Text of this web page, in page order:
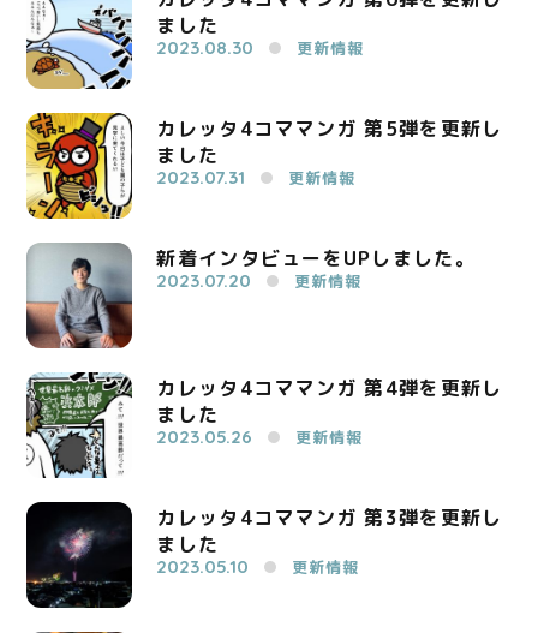
ました
2023.08.30 更新情報
カレッタ4コママンガ 第5弾を更新し
ました
2023.07.31 更新情報
新着インタビューをUPしました。
2023.07.20 更新情報
カレッタ4コママンガ 第4弾を更新し
ました
2023.05.26 更新情報
カレッタ4コママンガ 第3弾を更新し
ました
2023.05.10 更新情報